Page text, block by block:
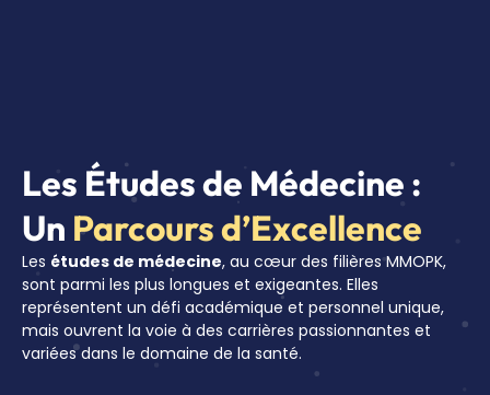
Les Études de Médecine :
Un Parcours d’Excellence
Les études de médecine, au cœur des filières MMOPK,
sont parmi les plus longues et exigeantes. Elles
représentent un défi académique et personnel unique,
mais ouvrent la voie à des carrières passionnantes et
variées dans le domaine de la santé.